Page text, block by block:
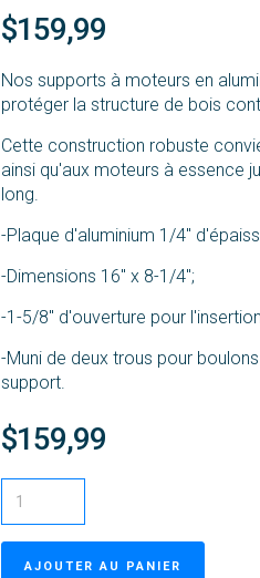
$159,99
Nos supports à moteurs en
protéger la structure de bois
Cette construction robuste
ainsi qu'aux moteurs à essence
long.
-Plaque d'aluminium 1/4''
-Dimensions 16'' x 8-1/4'';
-1-5/8'' d'ouverture pour
-Muni de deux trous pour
support.
$159,99
AJOUTER AU PANIER